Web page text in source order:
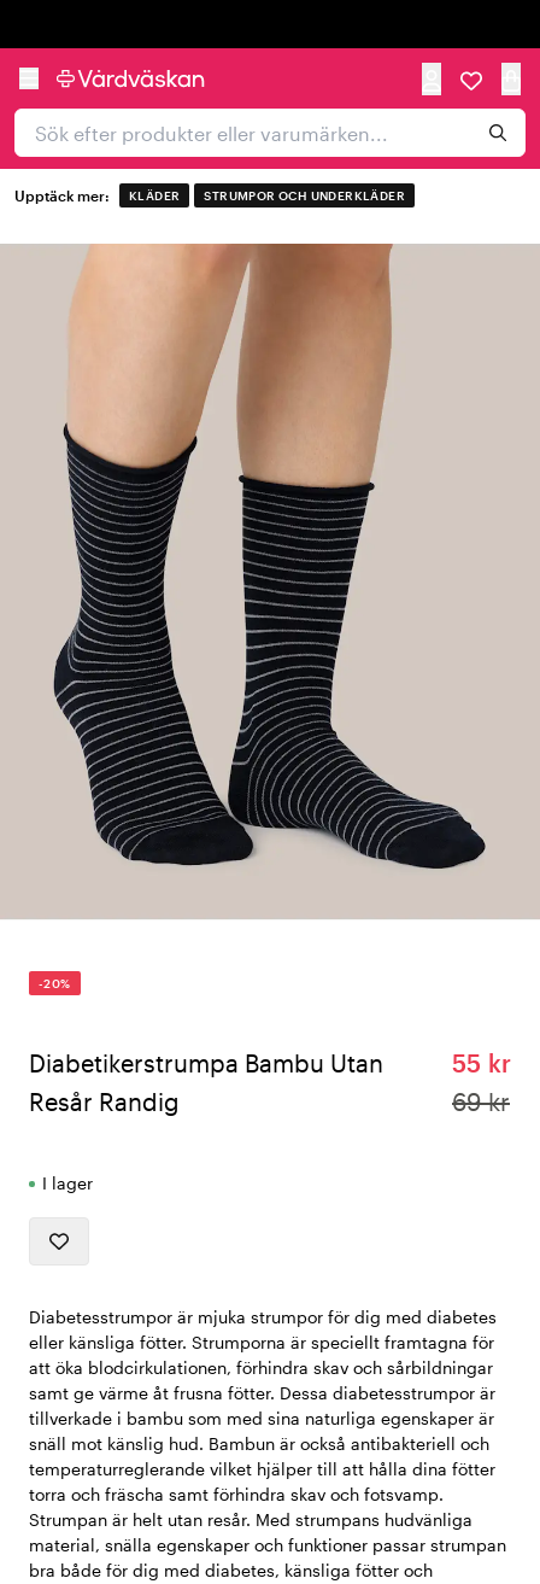
Upptäck mer: KLÄDER STRUMPOR OCH UNDERKLÄDER
-20%
Diabetikerstrumpa Bambu Utan
Resår Randig
55 kr
69 kr
I lager
Diabetesstrumpor är mjuka strumpor för dig med diabetes
eller känsliga fötter. Strumporna är speciellt framtagna för
att öka blodcirkulationen, förhindra skav och sårbildningar
samt ge värme åt frusna fötter. Dessa diabetesstrumpor är
tillverkade i bambu som med sina naturliga egenskaper är
snäll mot känslig hud. Bambun är också antibakteriell och
temperaturreglerande vilket hjälper till att hålla dina fötter
torra och fräscha samt förhindra skav och fotsvamp.
Strumpan är helt utan resår. Med strumpans hudvänliga
material, snälla egenskaper och funktioner passar strumpan
bra både för dig med diabetes, känsliga fötter och